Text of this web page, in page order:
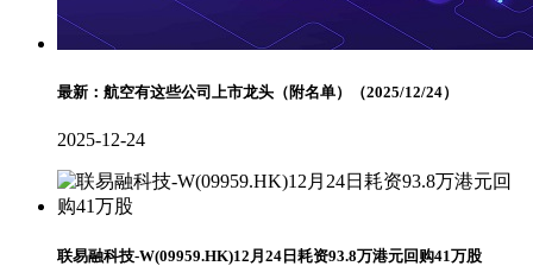
最新：航空有这些公司上市龙头（附名单）（2025/12/24）
2025-12-24
联易融科技-W(09959.HK)12月24日耗资93.8万港元回购41万股